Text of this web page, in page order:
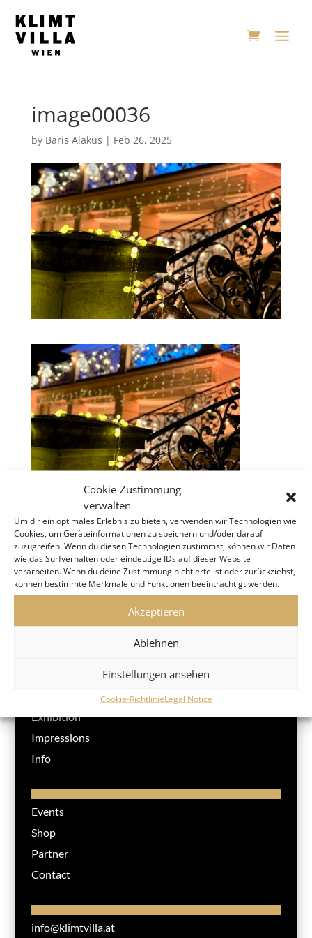
Cookie-Zustimmung
verwalten
Um dir ein optimales Erlebnis zu bieten, verwenden wir Technologien wie
Cookies, um Geräteinformationen zu speichern und/oder darauf
zuzugreifen. Wenn du diesen Technologien zustimmst, können wir Daten
wie das Surfverhalten oder eindeutige IDs auf dieser Website
verarbeiten. Wenn du deine Zustimmung nicht erteilst oder zurückziehst,
können bestimmte Merkmale und Funktionen beeinträchtigt werden.
Akzeptieren
Ablehnen
Einstellungen ansehen
Cookie-RichtlinieLegal Notice
image00036
by Baris Alakus | Feb 26, 2025
KLIMT VILLA VIENNA
Exhibition
Impressions
Info
Events
Shop
Partner
Contact
info@klimtvilla.at